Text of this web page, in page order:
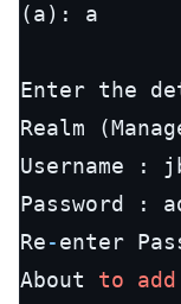
(a): a
Enter the
Realm
Username :
Password :
Re-enter
About to add